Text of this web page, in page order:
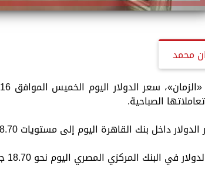
محمد
الصباحية.
بنك القاهرة اليوم إلى مستويات 18.70 جنيه للشراء، و18.76 جنيه للبيع.
البنك المركزي المصري اليوم نحو 18.70 جنيه للشراء، و18.77 جنيه للبيع.